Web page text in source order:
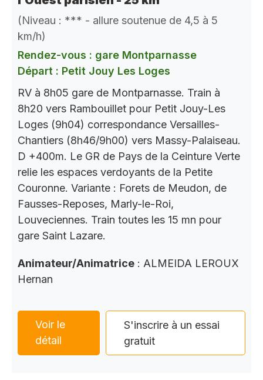
(Niveau : *** - allure soutenue de 4,5 à 5
km/h)
Rendez-vous : gare Montparnasse
Départ : Petit Jouy Les Loges
RV à 8h05 gare de Montparnasse. Train à
8h20 vers Rambouillet pour Petit Jouy-Les
Loges (9h04) correspondance Versailles-
Chantiers (8h46/9h00) vers Massy-Palaiseau.
D +400m. Le GR de Pays de la Ceinture Verte
relie les espaces verdoyants de la Petite
Couronne. Variante : Forets de Meudon, de
Fausses-Reposes, Marly-le-Roi,
Louveciennes. Train toutes les 15 mn pour
gare Saint Lazare.
Animateur/Animatrice : ALMEIDA LEROUX
Hernan
Voir le
détail
S'inscrire à un essai
gratuit